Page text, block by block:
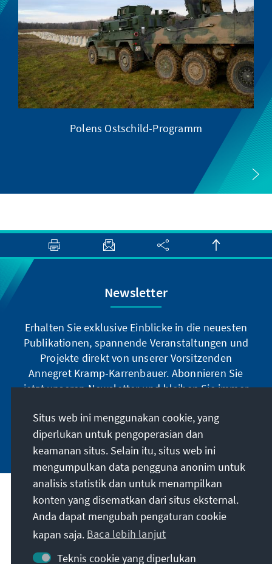
Polens Ostschild-Programm
Newsletter
Erhalten Sie exklusive Einblicke in die neuesten
Publikationen, spannende Veranstaltungen und
Projekte direkt von unserer Vorsitzenden
Annegret Kramp-Karrenbauer. Abonnieren Sie
jetzt unseren Newsletter und bleiben Sie immer
Jetzt abonnieren
Misi kami
Kontak
Situs web ini menggunakan cookie, yang
diperlukan untuk pengoperasian dan
keamanan situs. Selain itu, situs web ini
mengumpulkan data pengguna anonim untuk
analisis statistik dan untuk menampilkan
konten yang disematkan dari situs eksternal.
Anda dapat mengubah pengaturan cookie
kapan saja. Baca lebih lanjut
Teknis cookie yang diperlukan